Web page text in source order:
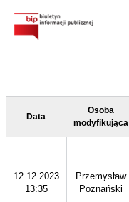
Data
Osoba
modyfikująca
12.12.2023
13:35
Przemysław
Poznański